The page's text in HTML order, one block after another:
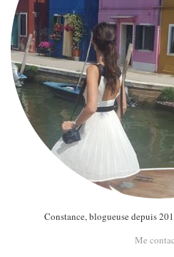
PARUTIONS ET
Constance, blogueuse depuis
Me